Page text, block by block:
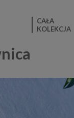
CAŁA
KOLEKCJA